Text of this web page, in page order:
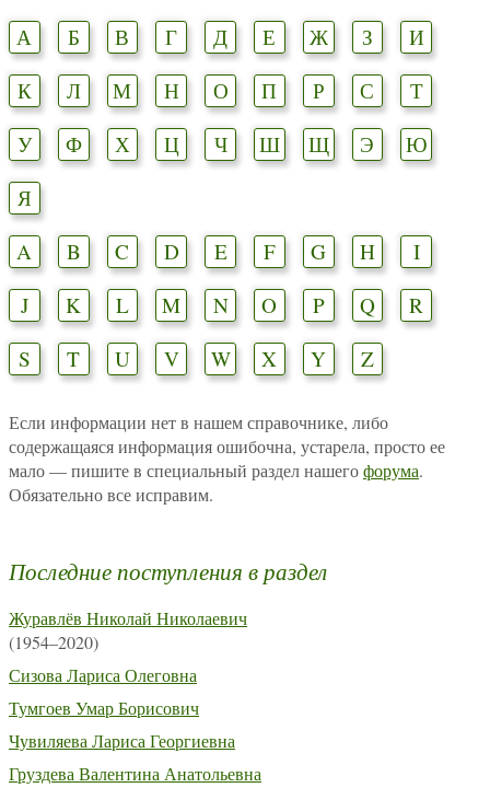
А Б В Г Д Е Ж З
И
К
Л М Н О П Р С
Т
У
Ф Х Ц Ч Ш Щ Э
Ю
Я
A
B C D E F G H
I
J
K L M N O P Q
R
S
T U V W X Y Z
Если информации нет в нашем справочнике, либо
содержащаяся информация ошибочна, устарела, просто ее
мало — пишите в специальный раздел нашегофорума.
Обязательно все исправим.
Последние поступления в раздел
Журавлёв Николай Николаевич
(1954–2020)
Сизова Лариса Олеговна
Тумгоев Умар Борисович
Чувиляева Лариса Георгиевна
Груздева Валентина Анатольевна